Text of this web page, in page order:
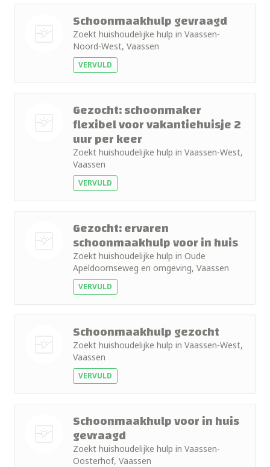
Schoonmaakhulp gevraagd
Zoekt huishoudelijke hulp in Vaassen-
Noord-West, Vaassen
VERVULD
Gezocht: schoonmaker
flexibel voor vakantiehuisje 2
uur per keer
Zoekt huishoudelijke hulp in Vaassen-West,
Vaassen
VERVULD
Gezocht: ervaren
schoonmaakhulp voor in huis
Zoekt huishoudelijke hulp in Oude
Apeldoornseweg en omgeving, Vaassen
VERVULD
Schoonmaakhulp gezocht
Zoekt huishoudelijke hulp in Vaassen-West,
Vaassen
VERVULD
Schoonmaakhulp voor in huis
gevraagd
Zoekt huishoudelijke hulp in Vaassen-
Oosterhof, Vaassen